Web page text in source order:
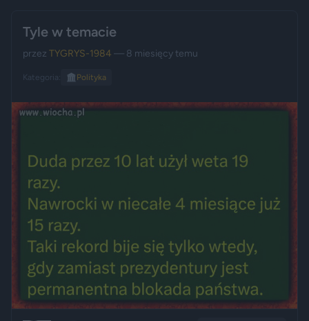
Tyle w temacie
przez TYGRYS-1984 — 8 miesięcy temu
Kategoria: 🏛️ Polityka